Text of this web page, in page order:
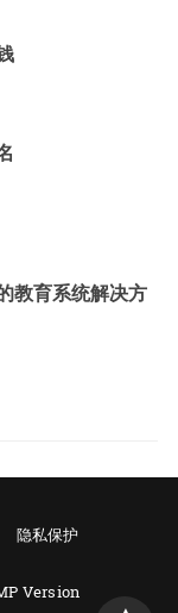
教育系统解决方
隐私保护
Version